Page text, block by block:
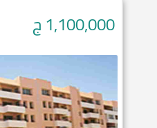
1,100,000ج